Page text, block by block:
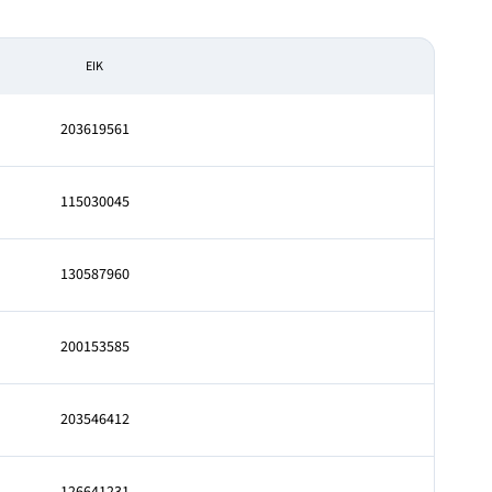
EIK
203619561
115030045
130587960
200153585
203546412